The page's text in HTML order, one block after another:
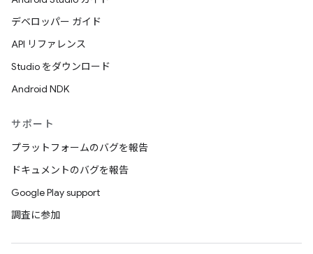
デベロッパー ガイド
API リファレンス
Studio をダウンロード
Android NDK
サポート
プラットフォームのバグを報告
ドキュメントのバグを報告
Google Play support
調査に参加